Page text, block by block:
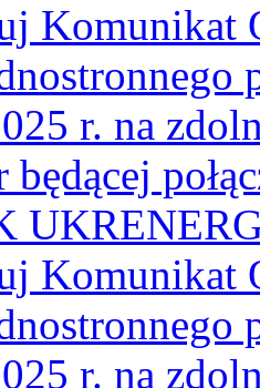
Komunikat
r. na
Komunikat
r. na